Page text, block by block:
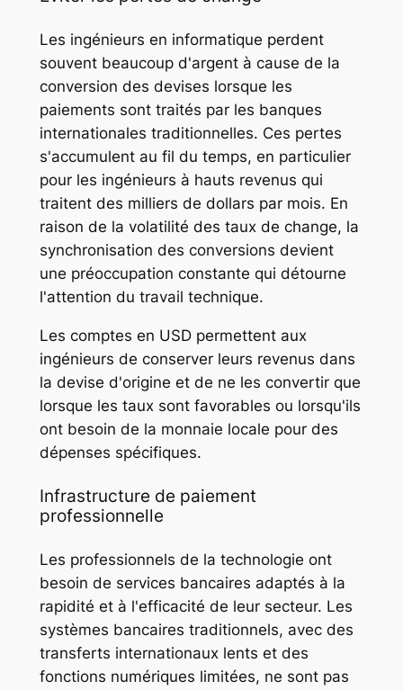
Les ingénieurs en informatique perdent
souvent beaucoup d'argent à cause de la
conversion des devises lorsque les
paiements sont traités par les banques
internationales traditionnelles. Ces pertes
s'accumulent au fil du temps, en particulier
pour les ingénieurs à hauts revenus qui
traitent des milliers de dollars par mois. En
raison de la volatilité des taux de change, la
synchronisation des conversions devient
une préoccupation constante qui détourne
l'attention du travail technique.
Les comptes en USD permettent aux
ingénieurs de conserver leurs revenus dans
la devise d'origine et de ne les convertir que
lorsque les taux sont favorables ou lorsqu'ils
ont besoin de la monnaie locale pour des
dépenses spécifiques.
Infrastructure de paiement
professionnelle
Les professionnels de la technologie ont
besoin de services bancaires adaptés à la
rapidité et à l'efficacité de leur secteur. Les
systèmes bancaires traditionnels, avec des
transferts internationaux lents et des
fonctions numériques limitées, ne sont pas